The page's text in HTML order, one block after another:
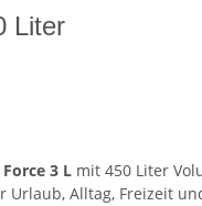
Liter
3 L mit 450 Liter
Urlaub, Alltag, Freizeit